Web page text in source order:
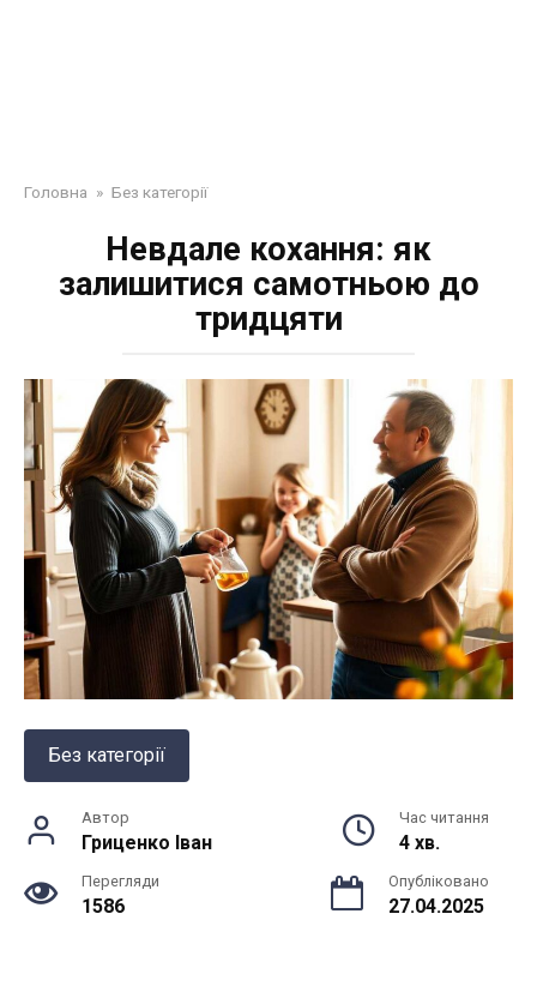
Головна » Без категорії
Невдале кохання: як
залишитися самотньою до
тридцяти
Без категорії
Автор
Гриценко Іван
Час читання
4 хв.
Перегляди
1586
Опубліковано
27.04.2025